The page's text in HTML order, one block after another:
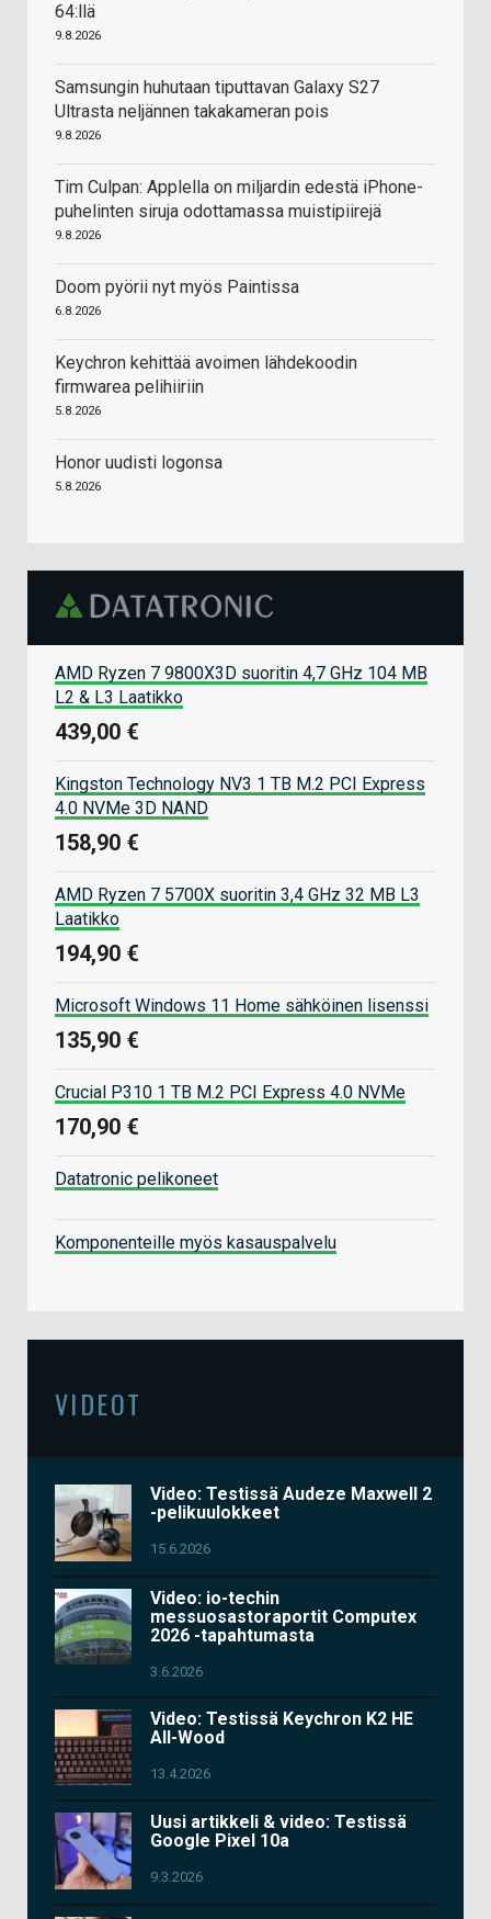
64:llä
9.8.2026
Samsungin huhutaan tiputtavan Galaxy S27
Ultrasta neljännen takakameran pois
9.8.2026
Tim Culpan: Applella on miljardin edestä iPhone-
puhelinten siruja odottamassa muistipiirejä
9.8.2026
Doom pyörii nyt myös Paintissa
6.8.2026
Keychron kehittää avoimen lähdekoodin
firmwarea pelihiiriin
5.8.2026
Honor uudisti logonsa
5.8.2026
AMD Ryzen 7 9800X3D suoritin 4,7 GHz 104 MB
L2 & L3 Laatikko
439,00 €
Kingston Technology NV3 1 TB M.2 PCI Express
4.0 NVMe 3D NAND
158,90 €
AMD Ryzen 7 5700X suoritin 3,4 GHz 32 MB L3
Laatikko
194,90 €
Microsoft Windows 11 Home sähköinen lisenssi
135,90 €
Crucial P310 1 TB M.2 PCI Express 4.0 NVMe
170,90 €
Datatronic pelikoneet
Komponenteille myös kasauspalvelu
VIDEOT
Video: Testissä Audeze Maxwell 2
-pelikuulokkeet
15.6.2026
Video: io-techin
messuosastoraportit Computex
2026 -tapahtumasta
3.6.2026
Video: Testissä Keychron K2 HE
All-Wood
13.4.2026
Uusi artikkeli & video: Testissä
Google Pixel 10a
9.3.2026